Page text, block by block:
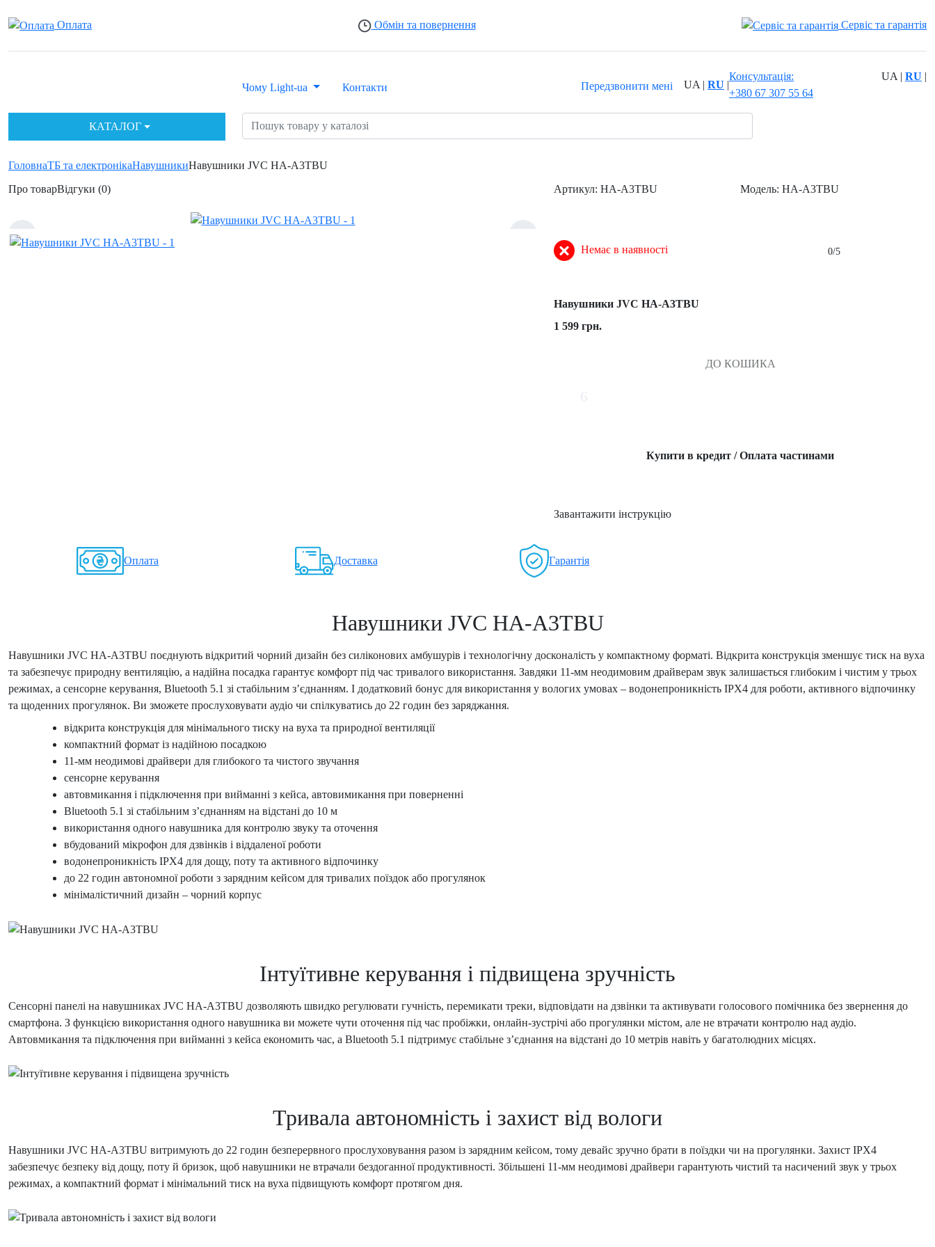
Оплата Обмін та повернення Сервіс та гарантія
Чому Light-ua Контакти Передзвонити мені UA | RU |
Консультація:
+380 67 307 55 64
UA | RU |
КАТАЛОГ
ГоловнаТБ та електронікаНавушникиНавушники JVC HA-A3TBU
Про товарВідгуки (0) Артикул: HA-A3TBU Модель: HA-A3TBU
Немає в наявності 0/5
Навушники JVC HA-A3TBU
1 599 грн.
ДО КОШИКА
Купити в кредит / Оплата частинами
Завантажити інструкцію
Оплата Доставка Гарантія
Навушники JVC HA-A3TBU
Навушники JVC HA-A3TBU поєднують відкритий чорний дизайн без силіконових амбушурів і технологічну досконалість у компактному форматі. Відкрита конструкція зменшує тиск на вуха
та забезпечує природну вентиляцію, а надійна посадка гарантує комфорт під час тривалого використання. Завдяки 11-мм неодимовим драйверам звук залишається глибоким і чистим у трьох
режимах, а сенсорне керування, Bluetooth 5.1 зі стабільним з’єднанням. І додатковий бонус для використання у вологих умовах – водонепроникність IPX4 для роботи, активного відпочинку
та щоденних прогулянок. Ви зможете прослуховувати аудіо чи спілкуватись до 22 годин без заряджання.
відкрита конструкція для мінімального тиску на вуха та природної вентиляції
компактний формат із надійною посадкою
11-мм неодимові драйвери для глибокого та чистого звучання
сенсорне керування
автовмикання і підключення при вийманні з кейса, автовимикання при поверненні
Bluetooth 5.1 зі стабільним з’єднанням на відстані до 10 м
використання одного навушника для контролю звуку та оточення
вбудований мікрофон для дзвінків і віддаленої роботи
водонепроникність IPX4 для дощу, поту та активного відпочинку
до 22 годин автономної роботи з зарядним кейсом для тривалих поїздок або прогулянок
мінімалістичний дизайн – чорний корпус
Інтуїтивне керування і підвищена зручність
Сенсорні панелі на навушниках JVC HA-A3TBU дозволяють швидко регулювати гучність, перемикати треки, відповідати на дзвінки та активувати голосового помічника без звернення до
смартфона. З функцією використання одного навушника ви можете чути оточення під час пробіжки, онлайн-зустрічі або прогулянки містом, але не втрачати контролю над аудіо.
Автовмикання та підключення при вийманні з кейса економить час, а Bluetooth 5.1 підтримує стабільне з’єднання на відстані до 10 метрів навіть у багатолюдних місцях.
Тривала автономність і захист від вологи
Навушники JVC HA-A3TBU витримують до 22 годин безперервного прослуховування разом із зарядним кейсом, тому девайс зручно брати в поїздки чи на прогулянки. Захист IPX4
забезпечує безпеку від дощу, поту й бризок, щоб навушники не втрачали бездоганної продуктивності. Збільшені 11-мм неодимові драйвери гарантують чистий та насичений звук у трьох
режимах, а компактний формат і мінімальний тиск на вуха підвищують комфорт протягом дня.